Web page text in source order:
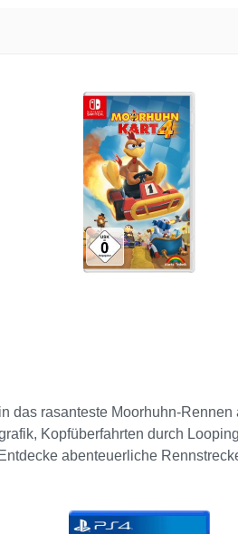
das rasanteste Moorhuhn-
Kopfüberfahrten durch
abenteuerliche
Das gab’s noch nie!